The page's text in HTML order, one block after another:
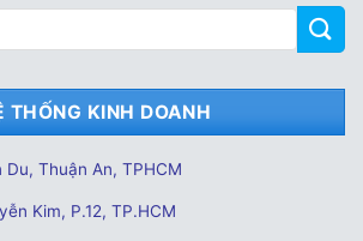
THỐNG KINH DOANH
Du, Thuận An, TPHCM
Kim, P.12, TP.HCM